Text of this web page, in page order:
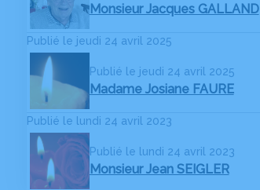
Monsieur Jacques GALLAND
Publié le jeudi 24 avril 2025
Publié le jeudi 24 avril 2025
Madame Josiane FAURE
Publié le lundi 24 avril 2023
Publié le lundi 24 avril 2023
Monsieur Jean SEIGLER